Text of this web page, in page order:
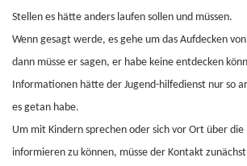
Stellen es hätte anders laufen sollen und müssen.
Wenn gesagt werde, es gehe um das Aufdecken
dann müsse er sagen, er habe keine entdecken
Informationen hätte der Jugend-hilfedienst nur so
es getan habe.
Um mit Kindern sprechen oder sich vor Ort über
informieren zu können, müsse der Kontakt